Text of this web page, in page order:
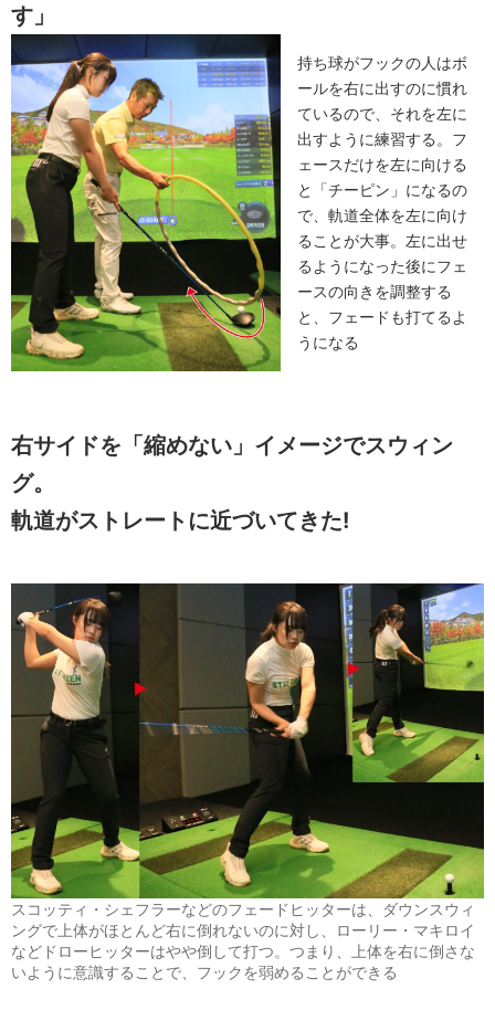
す」
持ち球がフックの人はボ
ールを右に出すのに慣れ
ているので、それを左に
出すように練習する。フ
ェースだけを左に向ける
と「チーピン」になるの
で、軌道全体を左に向け
ることが大事。左に出せ
るようになった後にフェ
ースの向きを調整する
と、フェードも打てるよ
うになる
右サイドを「縮めない」イメージでスウィン
グ。
軌道がストレートに近づいてきた!
スコッティ・シェフラーなどのフェードヒッターは、ダウンスウィ
ングで上体がほとんど右に倒れないのに対し、ローリー・マキロイ
などドローヒッターはやや倒して打つ。つまり、上体を右に倒さな
いように意識することで、フックを弱めることができる